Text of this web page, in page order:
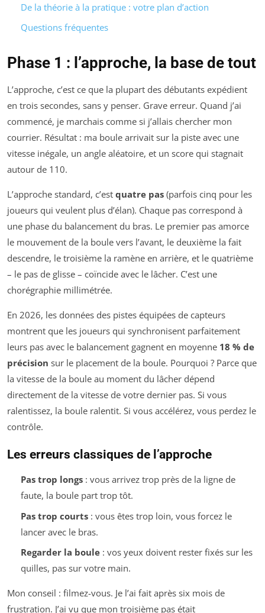
De la théorie à la pratique : votre plan d’action
Questions fréquentes
Phase 1 : l’approche, la base de tout
L’approche, c’est ce que la plupart des débutants expédient
en trois secondes, sans y penser. Grave erreur. Quand j’ai
commencé, je marchais comme si j’allais chercher mon
courrier. Résultat : ma boule arrivait sur la piste avec une
vitesse inégale, un angle aléatoire, et un score qui stagnait
autour de 110.
L’approche standard, c’est quatre pas (parfois cinq pour les
joueurs qui veulent plus d’élan). Chaque pas correspond à
une phase du balancement du bras. Le premier pas amorce
le mouvement de la boule vers l’avant, le deuxième la fait
descendre, le troisième la ramène en arrière, et le quatrième
– le pas de glisse – coïncide avec le lâcher. C’est une
chorégraphie millimétrée.
En 2026, les données des pistes équipées de capteurs
montrent que les joueurs qui synchronisent parfaitement
leurs pas avec le balancement gagnent en moyenne 18 % de
précision sur le placement de la boule. Pourquoi ? Parce que
la vitesse de la boule au moment du lâcher dépend
directement de la vitesse de votre dernier pas. Si vous
ralentissez, la boule ralentit. Si vous accélérez, vous perdez le
contrôle.
Les erreurs classiques de l’approche
Pas trop longs: vous arrivez trop près de la ligne de
faute, la boule part trop tôt.
Pas trop courts: vous êtes trop loin, vous forcez le
lancer avec le bras.
Regarder la boule: vos yeux doivent rester fixés sur les
quilles, pas sur votre main.
Mon conseil : filmez-vous. Je l’ai fait après six mois de
frustration. J’ai vu que mon troisième pas était